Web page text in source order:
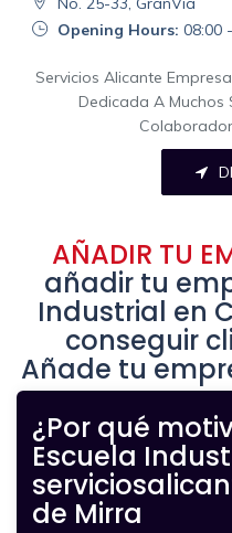
Opening Hours: 08:00
Servicios Alicante
Dedicada A Muchos
AÑADIR TU
añadir tu
Industrial en
conseguir
Añade tu
¿Por qué
Escuela
de Mirra